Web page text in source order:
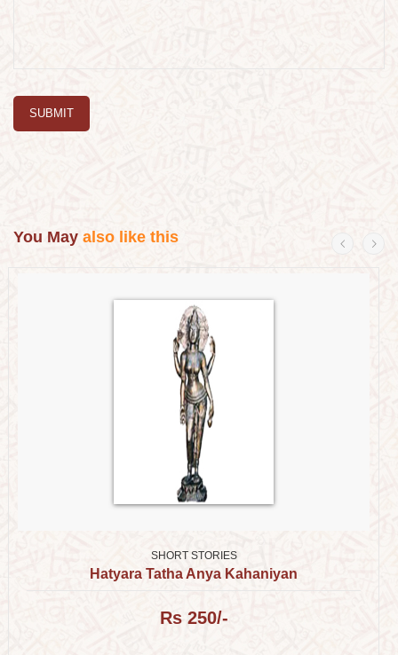
SUBMIT
You May also like this
SHORT STORIES
Hatyara Tatha Anya Kahaniyan
Rs 250/-